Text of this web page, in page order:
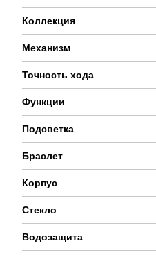
Коллекция
Механизм
Точность хода
Функции
Подсветка
Браслет
Корпус
Стекло
Водозащита